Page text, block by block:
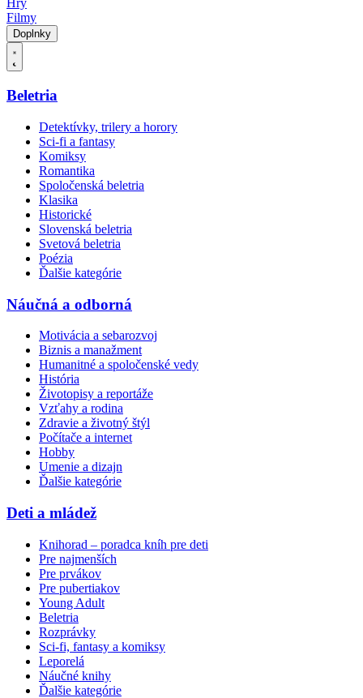
Hry
Filmy
Doplnky
Beletria
Detektívky, trilery a horory
Sci-fi a fantasy
Komiksy
Romantika
Spoločenská beletria
Klasika
Historické
Slovenská beletria
Svetová beletria
Poézia
Ďalšie kategórie
Náučná a odborná
Motivácia a sebarozvoj
Biznis a manažment
Humanitné a spoločenské vedy
História
Životopisy a reportáže
Vzťahy a rodina
Zdravie a životný štýl
Počítače a internet
Hobby
Umenie a dizajn
Ďalšie kategórie
Deti a mládež
Knihorad – poradca kníh pre deti
Pre najmenších
Pre prvákov
Pre pubertiakov
Young Adult
Beletria
Rozprávky
Sci-fi, fantasy a komiksy
Leporelá
Náučné knihy
Ďalšie kategórie